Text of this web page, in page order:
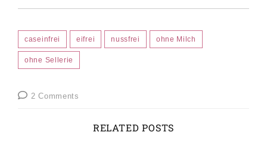
caseinfrei eifrei nussfrei ohne Milch
ohne Sellerie
2 Comments
RELATED POSTS